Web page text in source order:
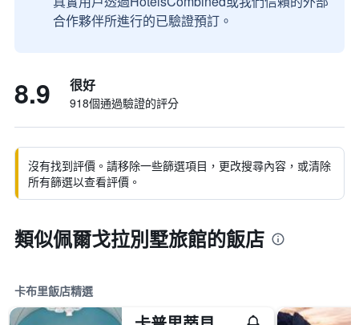
合作夥伴所進行的已驗證預訂。
8.9 很好
918個通過驗證的評分
沒有找到評價。請移除一些篩選項目，更改搜尋內容，或清除
所有篩選以查看評價。
類似佩爾戈拉別墅旅館的飯店
卡布里飯店精選